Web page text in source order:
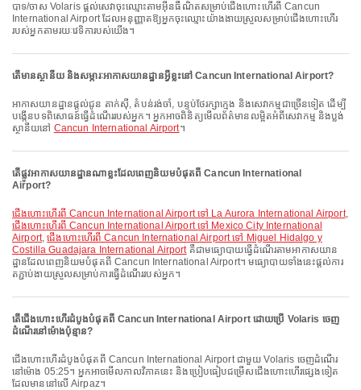
បាទ/ចាស Volaris ផ្តល់សេវាចុះឈ្មោះតាមអ៊ីនធឺណិតសម្រាប់ជើងហោះហើរពី Cancun
International Airport ដែលអនុញ្ញាតឱ្យអ្នកចុះឈ្មោះយ៉ាងងាយស្រួលសម្រាប់ជើងហោះហើរ
របស់អ្នកតាមរយៈវេទិការបស់យើង។
តើមានស្ថានីយ និងសម្ភារៈអាកាសយានដ្ឋានអ្វីខ្លះនៅ Cancun International Airport?
អាកាសយានដ្ឋានផ្តល់ជូន តាក់ស៊ី, តំបន់រង់ចាំ, បន្ទប់ថែរក្សាក្មេង និងសេវាកម្មជាច្រើនទៀត ដើម្បី
បង្កើនបទពិសោធន៍ធ្វើដំណើររបស់អ្នក។ អ្នកអាចពិនិត្យមើលព័ត៌មានលម្អិតអំពីសេវាកម្ម និងប្លង់
ស្ថានីយនៅ Cancun International Airport។
តើផ្លូវអាកាសយានដ្ឋានណាខ្លះដែលពេញនិយមបំផុតពី Cancun International
Airport?
ជើងហោះហើរពី Cancun International Airport ទៅ La Aurora International Airport,
ជើងហោះហើរពី Cancun International Airport ទៅ Mexico City International
Airport,ជើងហោះហើរពី Cancun International Airport ទៅ Miguel Hidalgo y
Costilla Guadajara International Airportគឺជាមធ្យោបាយធ្វើដំណើរតាមអាកាសយាន
ដ្ឋានដែលពេញនិយមបំផុតពី Cancun International Airport។ មធ្យោបាយទាំងនេះផ្តល់ការ
តភ្ជាប់ងាយស្រួលសម្រាប់ការធ្វើដំណើររបស់អ្នក។
តើជើងហោះហើរដំបូងបំផុតពី Cancun International Airport ដោយប្រើ Volaris ចេញ
ដំណើរនៅម៉ោងប៉ុន្មាន?
ជើងហោះហើរដំបូងបំផុតពី Cancun International Airport ជាមួយ Volaris ចេញដំណើរ
នៅម៉ោង 05:25។ អ្នកអាចមើលកាលវិភាគនេះ និងប្រៀបធៀបជម្រើសជើងហោះហើរផ្សេងទៀត
ដែលមាននៅលើ Airpaz។